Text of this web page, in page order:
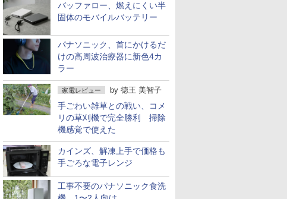
バッファロー、燃えにくい半
固体のモバイルバッテリー
パナソニック、首にかけるだ
けの高周波治療器に新色4カ
ラー
家電レビュー by 徳王 美智子
手ごわい雑草との戦い、コメ
リの草刈機で完全勝利 掃除
機感覚で使えた
カインズ、解凍上手で価格も
手ごろな電子レンジ
工事不要のパナソニック食洗